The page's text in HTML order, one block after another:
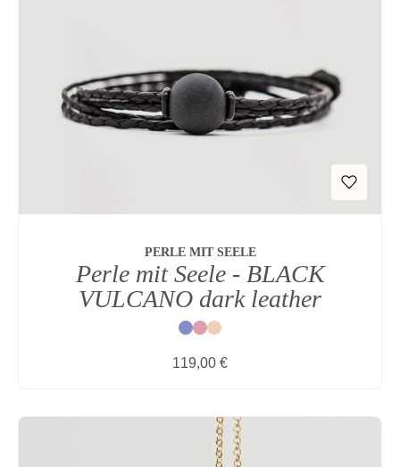
PERLE MIT SEELE
Perle mit Seele - BLACK
VULCANO dark leather
Blau
RotNatur
Regulärer Preis:
119,00 €